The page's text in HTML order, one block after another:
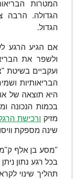
המטרות
הגדולה. הרבה
הגדול.
אם הגיע הרגע
ולשפר את
ועקביים בשיטת
הבריאותיות
היא תוצאה של
בכמות הנכונה
מזיק ורכישת
שינה מספקת
"מסע בן אלף
בכל רגע נתון
תהליך שינוי